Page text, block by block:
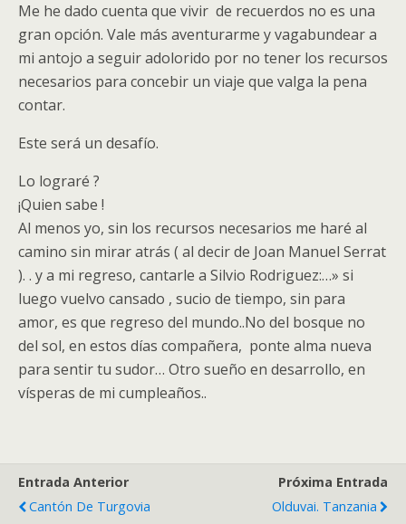
Me he dado cuenta que vivir de recuerdos no es una
gran opción. Vale más aventurarme y vagabundear a
mi antojo a seguir adolorido por no tener los recursos
necesarios para concebir un viaje que valga la pena
contar.
Este será un desafío.
Lo lograré ?
¡Quien sabe !
Al menos yo, sin los recursos necesarios me haré al
camino sin mirar atrás ( al decir de Joan Manuel Serrat
). . y a mi regreso, cantarle a Silvio Rodriguez:…» si
luego vuelvo cansado , sucio de tiempo, sin para
amor, es que regreso del mundo..No del bosque no
del sol, en estos días compañera, ponte alma nueva
para sentir tu sudor… Otro sueño en desarrollo, en
vísperas de mi cumpleaños..
Entrada Anterior
Cantón De Turgovia
Próxima Entrada
Olduvai. Tanzania